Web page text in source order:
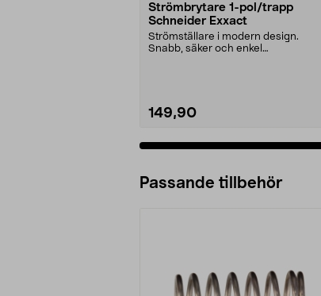
Strömbrytare 1-pol/trapp
Schneider Exxact
Strömställare i modern design.
Snabb, säker och enkel
149,90
Passande tillbehör